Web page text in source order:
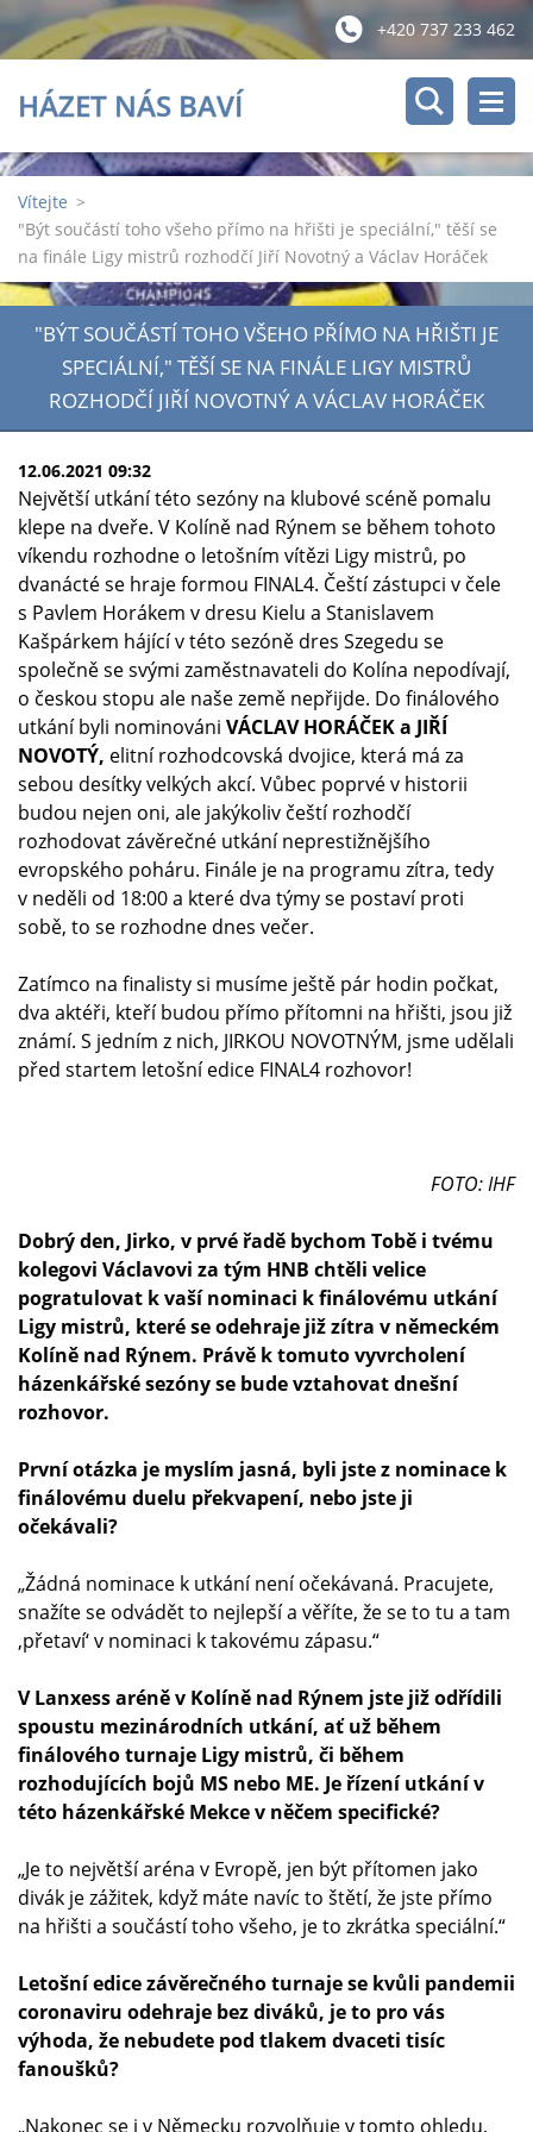
+420 737 233 462
HÁZET NÁS BAVÍ
Vítejte >
"Být součástí toho všeho přímo na hřišti je speciální," těší se
na finále Ligy mistrů rozhodčí Jiří Novotný a Václav Horáček
"BÝT SOUČÁSTÍ TOHO VŠEHO PŘÍMO NA HŘIŠTI JE
SPECIÁLNÍ," TĚŠÍ SE NA FINÁLE LIGY MISTRŮ
ROZHODČÍ JIŘÍ NOVOTNÝ A VÁCLAV HORÁČEK
12.06.2021 09:32
Největší utkání této sezóny na klubové scéně pomalu
klepe na dveře. V Kolíně nad Rýnem se během tohoto
víkendu rozhodne o letošním vítězi Ligy mistrů, po
dvanácté se hraje formou FINAL4. Čeští zástupci v čele
s Pavlem Horákem v dresu Kielu a Stanislavem
Kašpárkem hájící v této sezóně dres Szegedu se
společně se svými zaměstnavateli do Kolína nepodívají,
o českou stopu ale naše země nepřijde. Do finálového
utkání byli nominováni VÁCLAV HORÁČEK a JIŘÍ
NOVOTÝ, elitní rozhodcovská dvojice, která má za
sebou desítky velkých akcí. Vůbec poprvé v historii
budou nejen oni, ale jakýkoliv čeští rozhodčí
rozhodovat závěrečné utkání neprestižnějšího
evropského poháru. Finále je na programu zítra, tedy
v neděli od 18:00 a které dva týmy se postaví proti
sobě, to se rozhodne dnes večer.
Zatímco na finalisty si musíme ještě pár hodin počkat,
dva aktéři, kteří budou přímo přítomni na hřišti, jsou již
známí. S jedním z nich, JIRKOU NOVOTNÝM, jsme udělali
před startem letošní edice FINAL4 rozhovor!
FOTO: IHF
Dobrý den, Jirko, v prvé řadě bychom Tobě i tvému
kolegovi Václavovi za tým HNB chtěli velice
pogratulovat k vaší nominaci k finálovému utkání
Ligy mistrů, které se odehraje již zítra v německém
Kolíně nad Rýnem. Právě k tomuto vyvrcholení
házenkářské sezóny se bude vztahovat dnešní
rozhovor.
První otázka je myslím jasná, byli jste z nominace k
finálovému duelu překvapení, nebo jste ji
očekávali?
„Žádná nominace k utkání není očekávaná. Pracujete,
snažíte se odvádět to nejlepší a věříte, že se to tu a tam
‚přetaví‘ v nominaci k takovému zápasu.“
V Lanxess aréně v Kolíně nad Rýnem jste již odřídili
spoustu mezinárodních utkání, ať už během
finálového turnaje Ligy mistrů, či během
rozhodujících bojů MS nebo ME. Je řízení utkání v
této házenkářské Mekce v něčem specifické?
„Je to největší aréna v Evropě, jen být přítomen jako
divák je zážitek, když máte navíc to štětí, že jste přímo
na hřišti a součástí toho všeho, je to zkrátka speciální.“
Letošní edice závěrečného turnaje se kvůli pandemii
coronaviru odehraje bez diváků, je to pro vás
výhoda, že nebudete pod tlakem dvaceti tisíc
fanoušků?
„Nakonec se i v Německu rozvolňuje v tomto ohledu,